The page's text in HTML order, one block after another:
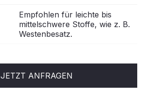
Empfohlen für leichte bis
mittelschwere Stoffe, wie z. B.
Westenbesatz.
JETZT ANFRAGEN